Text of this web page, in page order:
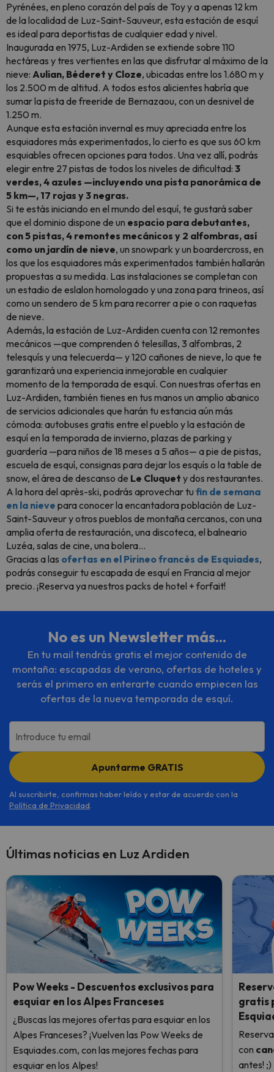
Pyrénées, en pleno corazón del país de Toy y a apenas 12 km
de la localidad de Luz-Saint-Sauveur, esta estación de esquí
es ideal para deportistas de cualquier edad y nivel.
Inaugurada en 1975, Luz-Ardiden se extiende sobre 110
hectáreas y tres vertientes en las que disfrutar al máximo de la
nieve: Aulian, Béderet y Cloze, ubicadas entre los 1.680 m y
los 2.500 m de altitud. A todos estos alicientes habría que
sumar la pista de freeride de Bernazaou, con un desnivel de
1.250 m.
Aunque esta estación invernal es muy apreciada entre los
esquiadores más experimentados, lo cierto es que sus 60 km
esquiables ofrecen opciones para todos. Una vez allí, podrás
elegir entre 27 pistas de todos los niveles de dificultad: 3
verdes, 4 azules —incluyendo una pista panorámica de
5 km—, 17 rojas y 3 negras.
Si te estás iniciando en el mundo del esquí, te gustará saber
que el dominio dispone de un espacio para debutantes,
con 5 pistas, 4 remontes mecánicos y 2 alfombras, así
como un jardín de nieve, un snowpark y un boardercross, en
los que los esquiadores más experimentados también hallarán
propuestas a su medida. Las instalaciones se completan con
un estadio de eslalon homologado y una zona para trineos, así
como un sendero de 5 km para recorrer a pie o con raquetas
de nieve.
Además, la estación de Luz-Ardiden cuenta con 12 remontes
mecánicos —que comprenden 6 telesillas, 3 alfombras, 2
telesquís y una telecuerda— y 120 cañones de nieve, lo que te
garantizará una experiencia inmejorable en cualquier
momento de la temporada de esquí. Con nuestras ofertas en
Luz-Ardiden, también tienes en tus manos un amplio abanico
de servicios adicionales que harán tu estancia aún más
cómoda: autobuses gratis entre el pueblo y la estación de
esquí en la temporada de invierno, plazas de parking y
guardería —para niños de 18 meses a 5 años— a pie de pistas,
escuela de esquí, consignas para dejar los esquís o la table de
snow, el área de descanso de Le Cluquet y dos restaurantes.
A la hora del après-ski, podrás aprovechar tu fin de semana
en la nieve para conocer la encantadora población de Luz-
Saint-Sauveur y otros pueblos de montaña cercanos, con una
amplia oferta de restauración, una discoteca, el balneario
Luzéa, salas de cine, una bolera…
Gracias a las ofertas en el Pirineo francés de Esquiades,
podrás conseguir tu escapada de esquí en Francia al mejor
precio. ¡Reserva ya nuestros packs de hotel + forfait!
No es un Newsletter más...
En tu mail tendrás gratis el mejor contenido de
montaña: escapadas de verano, ofertas de hoteles y
serás el primero en enterarte cuando empiecen las
ofertas de la nueva temporada de esquí.
Introduce tu email
Apuntarme GRATIS
Al suscribirte, confirmas haber leído y estar de acuerdo con la
Política de Privacidad
Últimas noticias en Luz Ardiden
Pow Weeks - Descuentos exclusivos para
esquiar en los Alpes Franceses
¿Buscas las mejores ofertas para esquiar en los
Alpes Franceses? ¡Vuelven las Pow Weeks de
Esquiades.com, con las mejores fechas para
esquiar en los Alpes!
gratis
con
antes! ;)